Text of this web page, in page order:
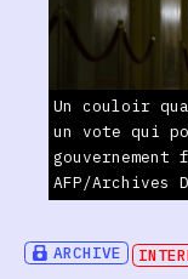
ARCHIVE
Un couloir
un vote qui
AFP/Archives